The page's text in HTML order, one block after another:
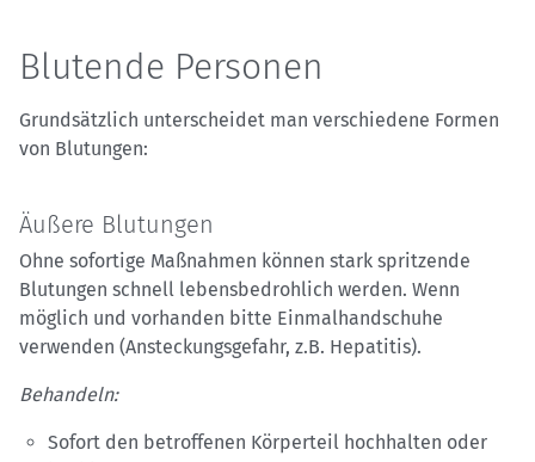
Blutende Personen
Grundsätzlich unterscheidet man verschiedene Formen
von Blutungen:
Äußere Blutungen
Ohne sofortige Maßnahmen können stark spritzende
Blutungen schnell lebensbedrohlich werden. Wenn
möglich und vorhanden bitte Einmalhandschuhe
verwenden (Ansteckungsgefahr, z.B. Hepatitis).
Behandeln:
Sofort den betroffenen Körperteil hochhalten oder